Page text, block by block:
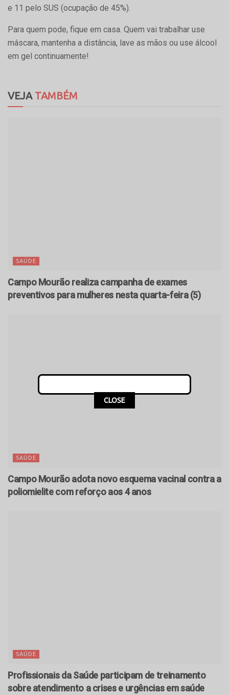
e 11 pelo SUS (ocupação de 45%).
Para quem pode, fique em casa. Quem vai trabalhar use
máscara, mantenha a distância, lave as mãos ou use álcool
em gel continuamente!
VEJATAMBÉM
SAÚDE
Campo Mourão realiza campanha de exames
preventivos para mulheres nesta quarta-feira (5)
SAÚDE
Campo Mourão adota novo esquema vacinal contra a
poliomielite com reforço aos 4 anos
SAÚDE
Profissionais da Saúde participam de treinamento
sobre atendimento a crises e urgências em saúde
CLOSE